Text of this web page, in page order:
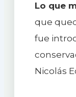
Lo que
que
fue
Nicolás